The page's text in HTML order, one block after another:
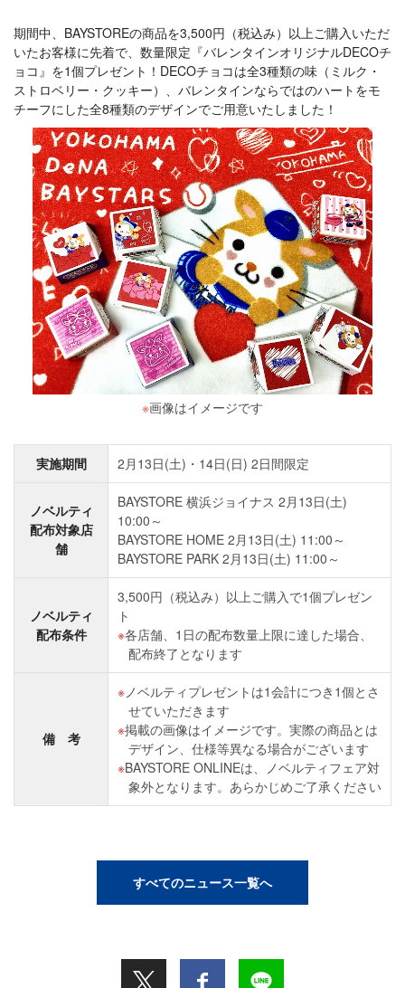
期間中、BAYSTOREの商品を3,500円（税込み）以上ご購入いただ
いたお客様に先着で、数量限定『バレンタインオリジナルDECOチ
ョコ』を1個プレゼント！DECOチョコは全3種類の味（ミルク・
ストロベリー・クッキー）、バレンタインならではのハートをモ
チーフにした全8種類のデザインでご用意いたしました！
※画像はイメージです
実施期間 2月13日(土)・14日(日) 2日間限定
ノベルティ
配布対象店
舗
BAYSTORE 横浜ジョイナス 2月13日(土)
10:00～
BAYSTORE HOME 2月13日(土) 11:00～
BAYSTORE PARK 2月13日(土) 11:00～
ノベルティ
配布条件
3,500円（税込み）以上ご購入で1個プレゼン
ト
各店舗、1日の配布数量上限に達した場合、
配布終了となります
備 考
ノベルティプレゼントは1会計につき1個とさ
せていただきます
掲載の画像はイメージです。実際の商品とは
デザイン、仕様等異なる場合がございます
BAYSTORE ONLINEは、ノベルティフェア対
象外となります。あらかじめご了承ください
すべてのニュース一覧へ